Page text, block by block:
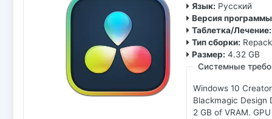
Язык: Русский
Версия
Таблетка/Лечение:
Тип сборки: Repack
Размер: 4.32 GB
Системные
Windows 10
Blackmagic Design
2 GB of VRAM.